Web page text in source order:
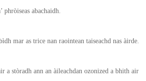
phròiseas abachaidh.
mar as trice nan raointean taiseachd nas àirde.
a stòradh ann an àileachdan ozonized a bhith air